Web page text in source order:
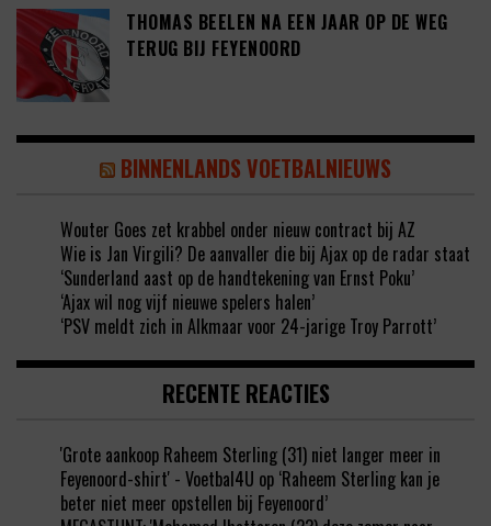
THOMAS BEELEN NA EEN JAAR OP DE WEG
TERUG BIJ FEYENOORD
BINNENLANDS VOETBALNIEUWS
Wouter Goes zet krabbel onder nieuw contract bij AZ
Wie is Jan Virgili? De aanvaller die bij Ajax op de radar staat
‘Sunderland aast op de handtekening van Ernst Poku’
‘Ajax wil nog vijf nieuwe spelers halen’
‘PSV meldt zich in Alkmaar voor 24-jarige Troy Parrott’
RECENTE REACTIES
'Grote aankoop Raheem Sterling (31) niet langer meer in
Feyenoord-shirt' - Voetbal4U op ‘Raheem Sterling kan je
beter niet meer opstellen bij Feyenoord’